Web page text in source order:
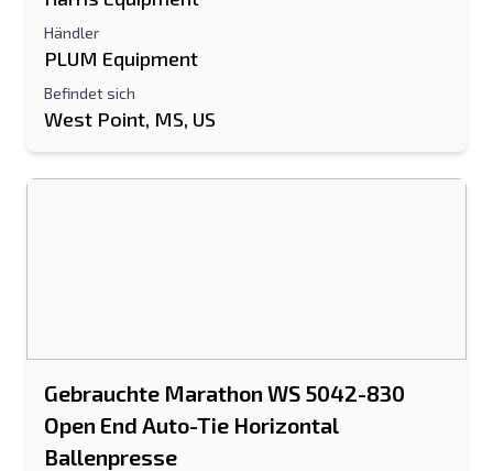
Händler
PLUM Equipment
Befindet sich
West Point, MS, US
Gebrauchte Marathon WS 5042-830
Open End Auto-Tie Horizontal
Ballenpresse